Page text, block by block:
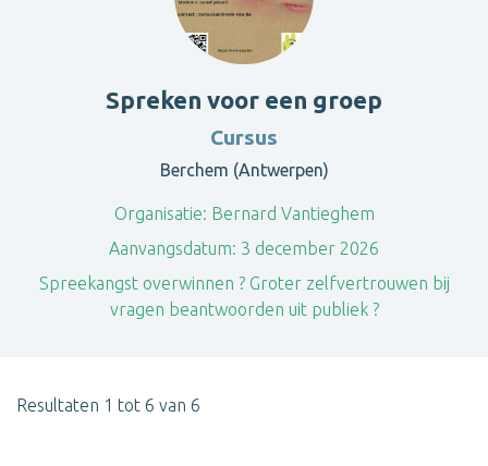
Spreken voor een groep
Cursus
Berchem (Antwerpen)
Organisatie: Bernard Vantieghem
Aanvangsdatum: 3 december 2026
Spreekangst overwinnen ? Groter zelfvertrouwen bij
vragen beantwoorden uit publiek ?
Resultaten 1 tot 6 van 6